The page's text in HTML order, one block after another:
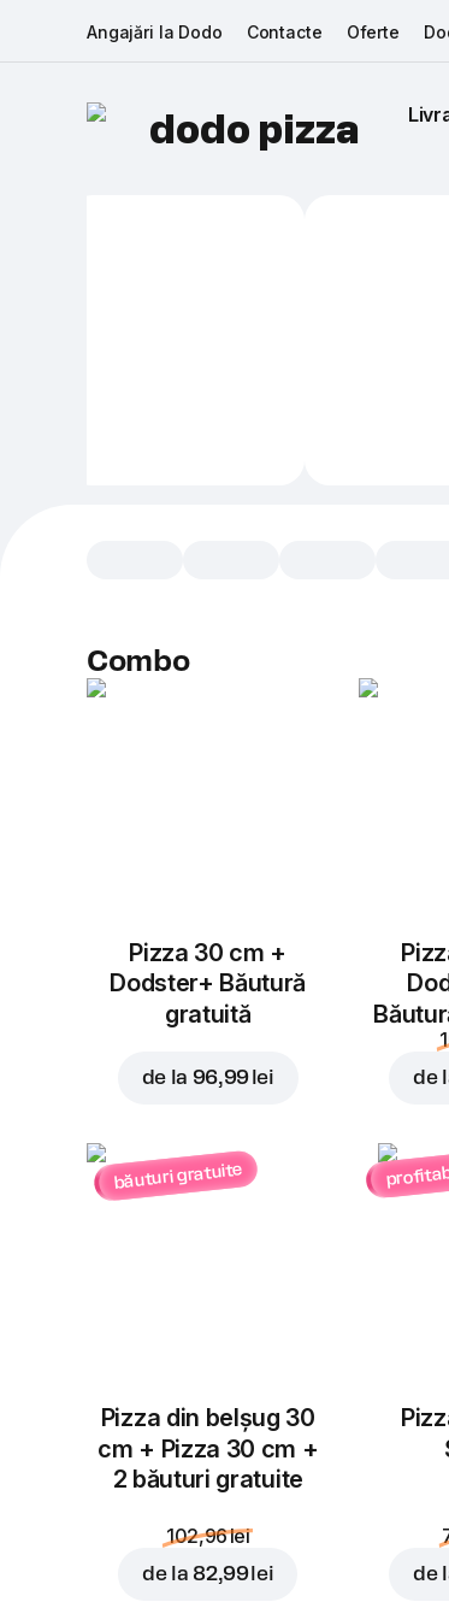
Angajări la Dodo Contacte Oferte
dodo pizza
Combo
Pizza 30 cm +
Dodster+ Băutură
gratuită
de la 96,99 lei de
băuturi gratuite
Pizza din belșug 30
cm + Pizza 30 cm +
2 băuturi gratuite
102,96 lei
de la 82,99 lei de